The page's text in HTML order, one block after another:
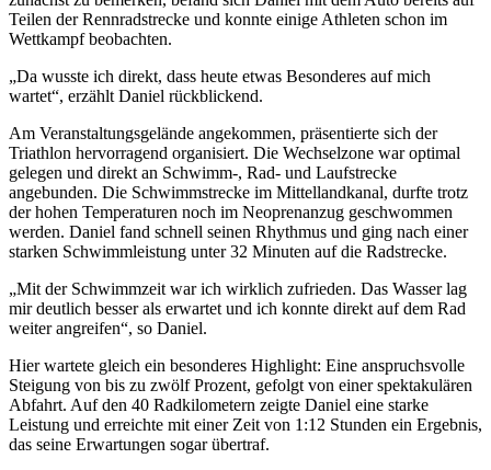
Teilen der Rennradstrecke und konnte einige Athleten schon im
Wettkampf beobachten.
„Da wusste ich direkt, dass heute etwas Besonderes auf mich
wartet“, erzählt Daniel rückblickend.
Am Veranstaltungsgelände angekommen, präsentierte sich der
Triathlon hervorragend organisiert. Die Wechselzone war optimal
gelegen und direkt an Schwimm-, Rad- und Laufstrecke
angebunden. Die Schwimmstrecke im Mittellandkanal, durfte trotz
der hohen Temperaturen noch im Neoprenanzug geschwommen
werden. Daniel fand schnell seinen Rhythmus und ging nach einer
starken Schwimmleistung unter 32 Minuten auf die Radstrecke.
„Mit der Schwimmzeit war ich wirklich zufrieden. Das Wasser lag
mir deutlich besser als erwartet und ich konnte direkt auf dem Rad
weiter angreifen“, so Daniel.
Hier wartete gleich ein besonderes Highlight: Eine anspruchsvolle
Steigung von bis zu zwölf Prozent, gefolgt von einer spektakulären
Abfahrt. Auf den 40 Radkilometern zeigte Daniel eine starke
Leistung und erreichte mit einer Zeit von 1:12 Stunden ein Ergebnis,
das seine Erwartungen sogar übertraf.